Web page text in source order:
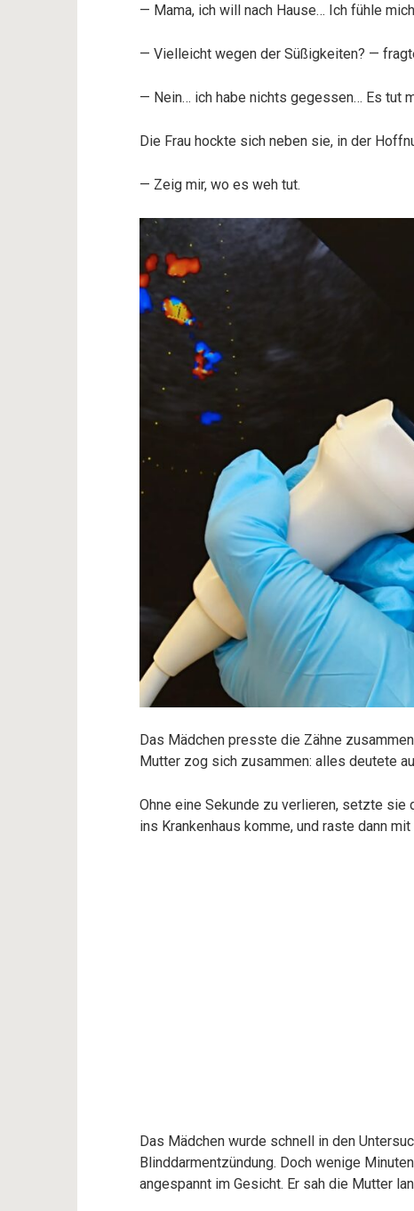
— Mama, ich will nach Hause… Ich fühle
— Vielleicht wegen der Süßigkeiten? —
— Nein… ich habe nichts gegessen… Es tut
Die Frau hockte sich neben sie, in der
— Zeig mir, wo es weh tut.
Das Mädchen presste die Zähne
Mutter zog sich zusammen: alles deutete
Ohne eine Sekunde zu verlieren, setzte sie
ins Krankenhaus komme, und raste dann
Das Mädchen wurde schnell in den
Blinddarmentzündung. Doch wenige
angespannt im Gesicht. Er sah die Mutter